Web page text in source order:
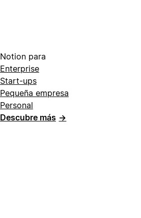
Notion para
Enterprise
Start-ups
Pequeña empresa
Personal
Descubre más →